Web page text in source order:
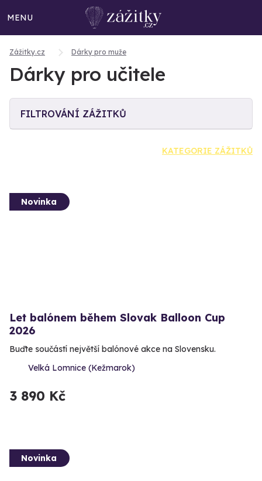
MENU
Zážitky.cz Dárky pro muže
Dárky pro učitele
FILTROVÁNÍ ZÁŽITKŮ
KATEGORIE ZÁŽITKŮ
Novinka
Let balónem během Slovak Balloon Cup
2026
Buďte součástí největší balónové akce na Slovensku.
Velká Lomnice (Kežmarok)
3 890 Kč
Novinka